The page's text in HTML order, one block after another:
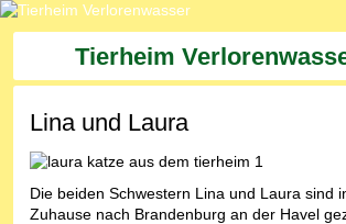
Tierheim
Lina und Laura
Die beiden Schwestern Lina und Laura sind
Zuhause nach Brandenburg an der Havel